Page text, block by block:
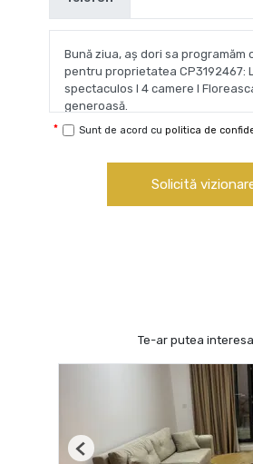
Sunt de acord cu politica de
Solicită
Te-ar putea
Previous